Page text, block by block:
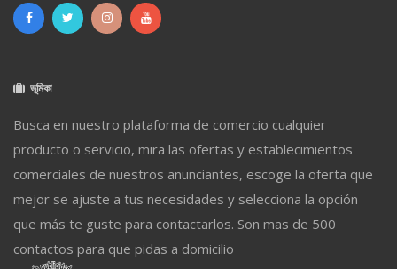
ভূমিকা
Busca en nuestro plataforma de comercio cualquier
producto o servicio, mira las ofertas y establecimientos
comerciales de nuestros anunciantes, escoge la oferta que
mejor se ajuste a tus necesidades y selecciona la opción
que más te guste para contactarlos. Son mas de 500
contactos para que pidas a domicilio